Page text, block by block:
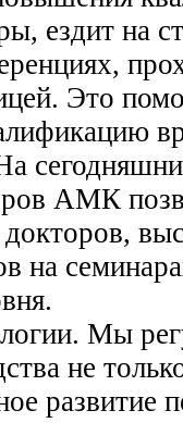
ездит на
Это
АМК
на
Мы
не
развитие